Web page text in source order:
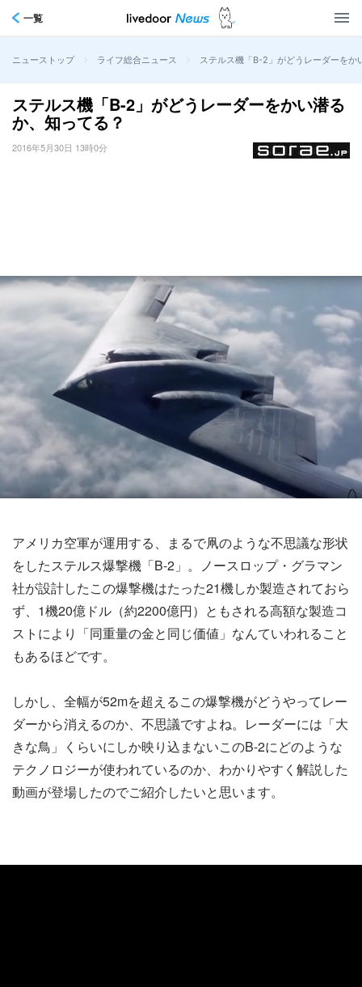
一覧
ニューストップ > ライフ総合ニュース > ステルス機「B-2」がどうレーダーをか
ステルス機「B-2」がどうレーダーをかい潜る
か、知ってる？
2016年5月30日 13時0分
アメリカ空軍が運用する、まるで凧のような不思議な形状
をしたステルス爆撃機「B-2」。ノースロップ・グラマン
社が設計したこの爆撃機はたった21機しか製造されておら
ず、1機20億ドル（約2200億円）ともされる高額な製造コ
ストにより「同重量の金と同じ価値」なんていわれること
もあるほどです。
しかし、全幅が52mを超えるこの爆撃機がどうやってレー
ダーから消えるのか、不思議ですよね。レーダーには「大
きな鳥」くらいにしか映り込まないこのB-2にどのような
テクノロジーが使われているのか、わかりやすく解説した
動画が登場したのでご紹介したいと思います。